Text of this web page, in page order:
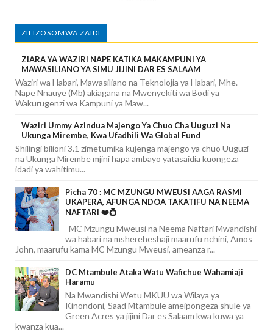
ZILIZOSOMWA ZAIDI
ZIARA YA WAZIRI NAPE KATIKA MAKAMPUNI YA
MAWASILIANO YA SIMU JIJINI DAR ES SALAAM
Waziri wa Habari, Mawasiliano na Teknolojia ya Habari, Mhe.
Nape Nnauye (Mb) akiagana na Mwenyekiti wa Bodi ya
Wakurugenzi wa Kampuni ya Maw...
Waziri Ummy Azindua Majengo Ya Chuo Cha Uuguzi Na
Ukunga Mirembe, Kwa Ufadhili Wa Global Fund
Shilingi bilioni 3.1 zimetumika kujenga majengo ya chuo Uuguzi
na Ukunga Mirembe mjini hapa ambayo yatasaidia kuongeza
idadi ya wahitimu...
Picha 70 : MC MZUNGU MWEUSI AAGA RASMI
UKAPERA, AFUNGA NDOA TAKATIFU NA NEEMA
NAFTARI ❤️💍
MC Mzungu Mweusi na Neema Naftari Mwandishi
wa habari na mshereheshaji maarufu nchini, Amos
John, maarufu kama MC Mzungu Mweusi, ameanza r...
DC Mtambule Ataka Watu Wafichue Wahamiaji
Haramu
Na Mwandishi Wetu MKUU wa Wilaya ya
Kinondoni, Saad Mtambule ameipongeza shule ya
Green Acres ya jijini Dar es Salaam kwa kuwa ya
kwanza kua...